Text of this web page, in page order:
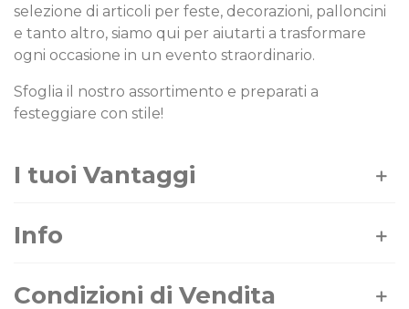
selezione di articoli per feste, decorazioni, palloncini
e tanto altro, siamo qui per aiutarti a trasformare
ogni occasione in un evento straordinario.
Sfoglia il nostro assortimento e preparati a
festeggiare con stile!
I tuoi Vantaggi
Info
Condizioni di Vendita